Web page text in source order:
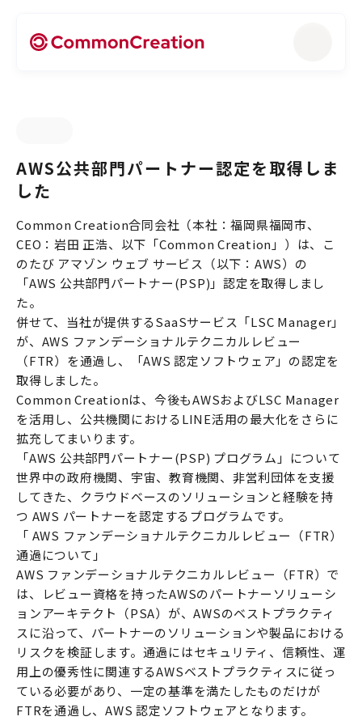
AWS公共部門パートナー認定を取得しま
した
Common Creation合同会社（本社：福岡県福岡市、
CEO：岩田 正浩、以下「Common Creation」）は、こ
のたび アマゾン ウェブ サービス（以下：AWS）の
「AWS 公共部門パートナー(PSP)」認定を取得しまし
た。
併せて、当社が提供するSaaSサービス「LSC Manager」
が、AWS ファンデーショナルテクニカルレビュー
（FTR）を通過し、「AWS 認定ソフトウェア」の認定を
取得しました。
Common Creationは、今後もAWSおよびLSC Manager
を活用し、公共機関におけるLINE活用の最大化をさらに
拡充してまいります。
「AWS 公共部門パートナー(PSP) プログラム」について
世界中の政府機関、宇宙、教育機関、非営利団体を支援
してきた、クラウドベースのソリューションと経験を持
つ AWS パートナーを認定するプログラムです。
「 AWS ファンデーショナルテクニカルレビュー（FTR）
通過について」
AWS ファンデーショナルテクニカルレビュー（FTR）で
は、レビュー資格を持ったAWSのパートナーソリューシ
ョンアーキテクト（PSA）が、AWSのベストプラクティ
スに沿って、パートナーのソリューションや製品における
リスクを検証します。通過にはセキュリティ、信頼性、運
用上の優秀性に関連するAWSベストプラクティスに従っ
ている必要があり、一定の基準を満たしたものだけが
FTRを通過し、AWS 認定ソフトウェアとなります。